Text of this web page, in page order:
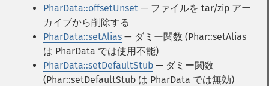
PharData::offsetUnset — ファイルを tar/zip アー
カイブから削除する
PharData::setAlias — ダミー関数 (Phar::setAlias
は PharData では使用不能)
PharData::setDefaultStub — ダミー関数
(Phar::setDefaultStub は PharData では無効)